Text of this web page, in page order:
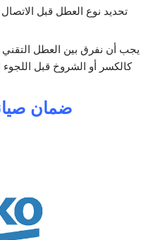
تحديد نوع العطل قبل
يجب أن نفرق بين العطل
كالكسر أو الشروخ قبل
ضمان